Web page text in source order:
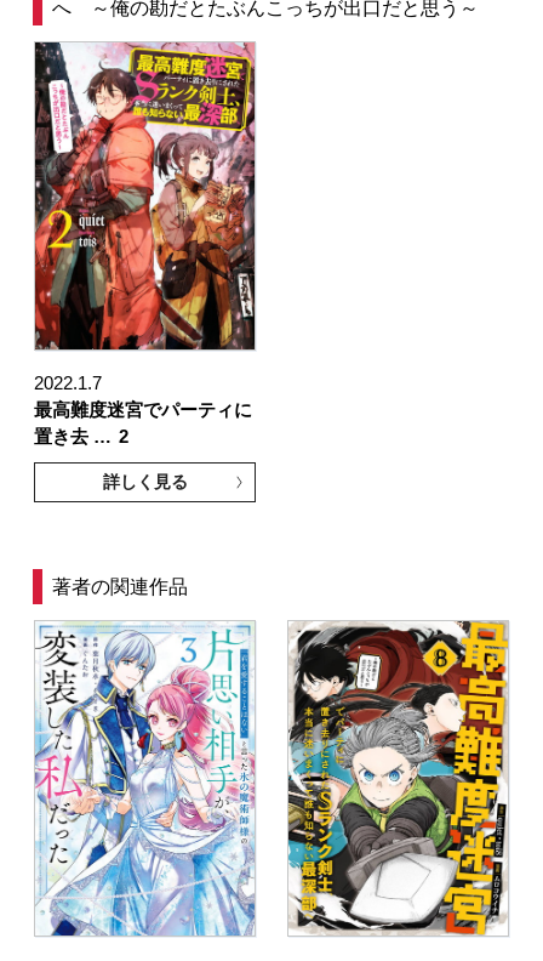
へ ～俺の勘だとたぶんこっちが出口だと思う～
2022.1.7
最高難度迷宮でパーティに
置き去 … 2
詳しく見る
著者の関連作品